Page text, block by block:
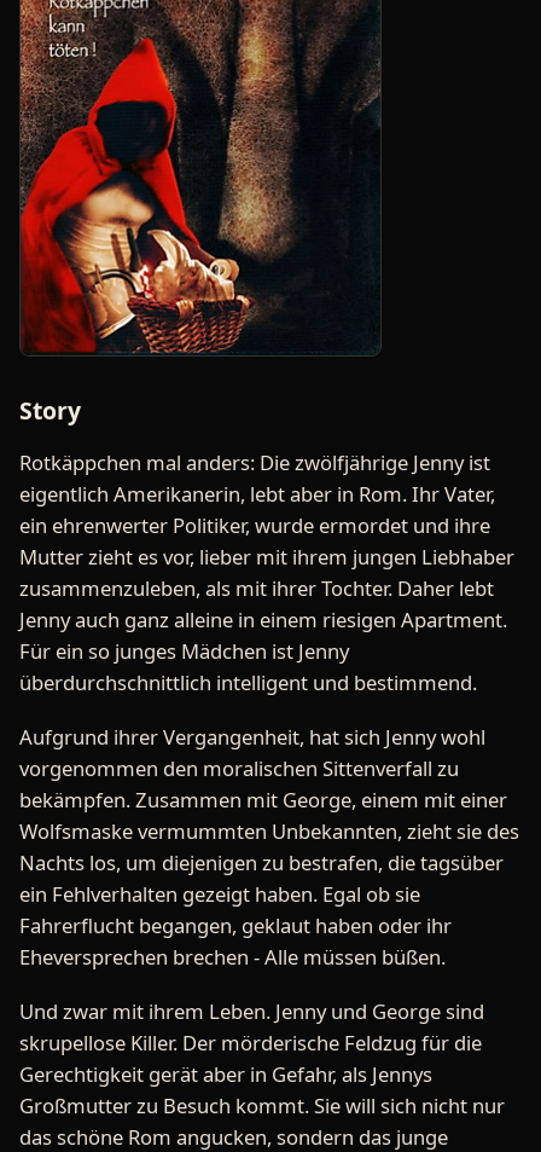
Story
Rotkäppchen mal anders: Die zwölfjährige Jenny ist
eigentlich Amerikanerin, lebt aber in Rom. Ihr Vater,
ein ehrenwerter Politiker, wurde ermordet und ihre
Mutter zieht es vor, lieber mit ihrem jungen Liebhaber
zusammenzuleben, als mit ihrer Tochter. Daher lebt
Jenny auch ganz alleine in einem riesigen Apartment.
Für ein so junges Mädchen ist Jenny
überdurchschnittlich intelligent und bestimmend.
Aufgrund ihrer Vergangenheit, hat sich Jenny wohl
vorgenommen den moralischen Sittenverfall zu
bekämpfen. Zusammen mit George, einem mit einer
Wolfsmaske vermummten Unbekannten, zieht sie des
Nachts los, um diejenigen zu bestrafen, die tagsüber
ein Fehlverhalten gezeigt haben. Egal ob sie
Fahrerflucht begangen, geklaut haben oder ihr
Eheversprechen brechen - Alle müssen büßen.
Und zwar mit ihrem Leben. Jenny und George sind
skrupellose Killer. Der mörderische Feldzug für die
Gerechtigkeit gerät aber in Gefahr, als Jennys
Großmutter zu Besuch kommt. Sie will sich nicht nur
das schöne Rom angucken, sondern das junge